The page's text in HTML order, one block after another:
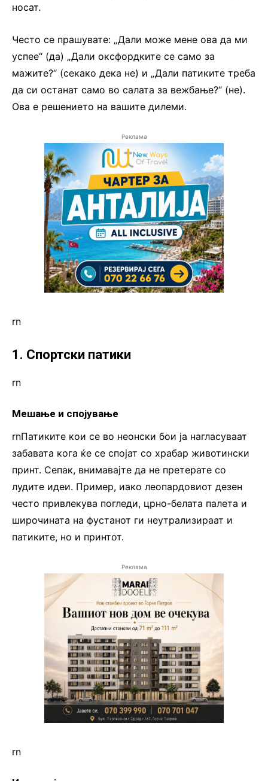
носат.
Често се прашувате: „Дали може мене ова да ми
успее“ (да) „Дали оксфордките се само за
мажите?“ (секако дека не) и „Дали патиките треба
да си останат само во салата за вежбање?“ (не).
Ова е решението на вашите дилеми.
Реклама
rn
1. Спортски патики
rn
Мешање и спојување
rnПатиките кои се во неонски бои ја нагласуваат
забавата кога ќе се спојат со храбар животински
принт. Сепак, внимавајте да не претерате со
лудите идеи. Пример, иако леопардовиот дезен
често привлекува погледи, црно-белата палета и
широчината на фустанот ги неутрализираат и
патиките, но и принтот.
Реклама
rn